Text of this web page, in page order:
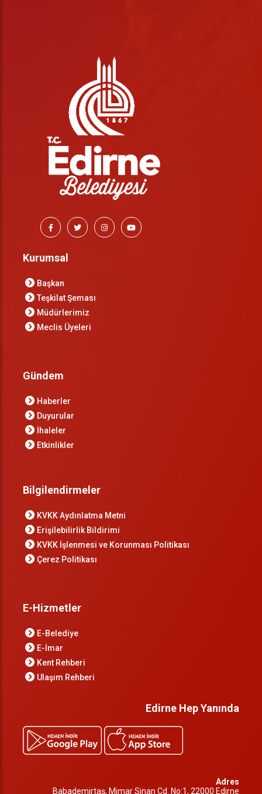
Kurumsal
Başkan
Teşkilat Şeması
Müdürlerimiz
Meclis Üyeleri
Gündem
Haberler
Duyurular
İhaleler
Etkinlikler
Bilgilendirmeler
KVKK Aydınlatma Metni
Erişilebilirlik Bildirimi
KVKK İşlenmesi ve Korunması Politikası
Çerez Politikası
E-Hizmetler
E-Belediye
E-İmar
Kent Rehberi
Ulaşım Rehberi
Edirne Hep Yanında
Adres
Babademirtaş, Mimar Sinan Cd. No:1, 22000 Edirne